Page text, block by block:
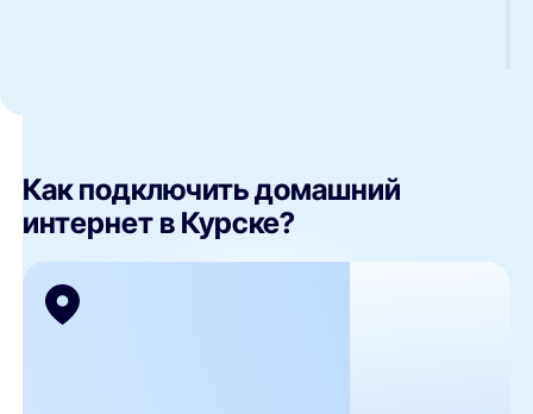
Как подключить домашний
интернет в Курске?